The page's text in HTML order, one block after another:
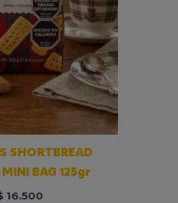
SHORTBREAD
MINI BAG 125gr
16.500